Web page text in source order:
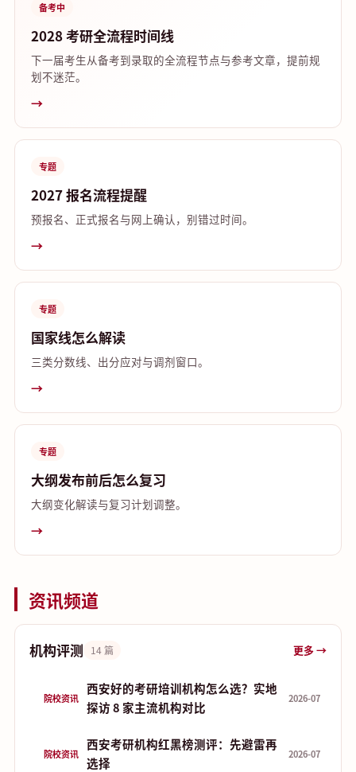
备考中
2028 考研全流程时间线
下一届考生从备考到录取的全流程节点与参考文章，提前规
划不迷茫。
→
专题
2027 报名流程提醒
预报名、正式报名与网上确认，别错过时间。
→
专题
国家线怎么解读
三类分数线、出分应对与调剂窗口。
→
专题
大纲发布前后怎么复习
大纲变化解读与复习计划调整。
→
资讯频道
机构评测 14 篇 更多 →
院校资讯
西安好的考研培训机构怎么选？实地
探访 8 家主流机构对比
2026-07
院校资讯
西安考研机构红黑榜测评：先避雷再
选择
2026-07